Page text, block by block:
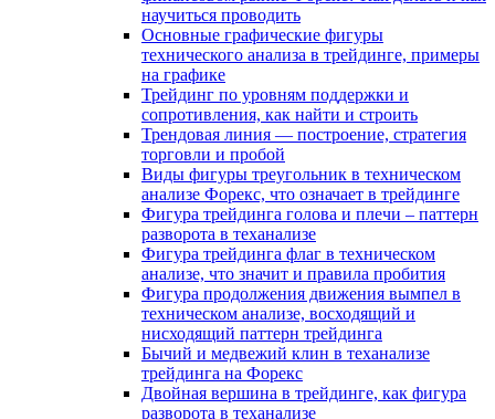
научиться проводить
Основные графические фигуры
технического анализа в трейдинге, примеры
на графике
Трейдинг по уровням поддержки и
сопротивления, как найти и строить
Трендовая линия — построение, стратегия
торговли и пробой
Виды фигуры треугольник в техническом
анализе Форекс, что означает в трейдинге
Фигура трейдинга голова и плечи – паттерн
разворота в теханализе
Фигура трейдинга флаг в техническом
анализе, что значит и правила пробития
Фигура продолжения движения вымпел в
техническом анализе, восходящий и
нисходящий паттерн трейдинга
Бычий и медвежий клин в теханализе
трейдинга на Форекс
Двойная вершина в трейдинге, как фигура
разворота в теханализе